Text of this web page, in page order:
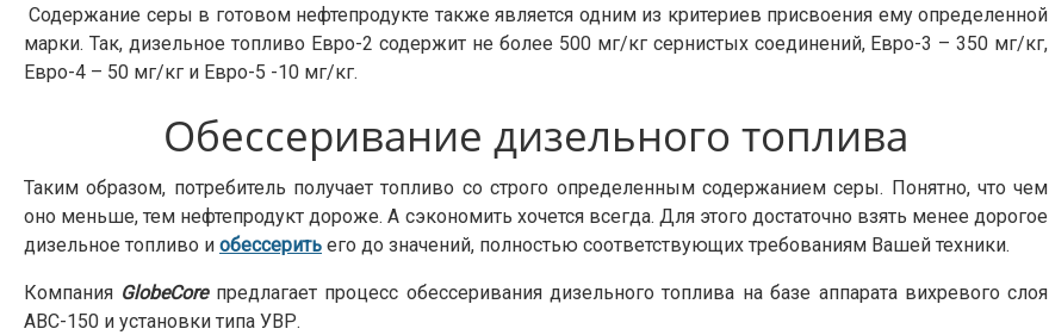
Содержание серы в готовом нефтепродукте также является одним из критериев присвоения ему определенной
марки. Так, дизельное топливо Евро-2 содержит не более 500 мг/кг сернистых соединений, Евро-3 – 350 мг/кг,
Евро-4 – 50 мг/кг и Евро-5 -10 мг/кг.
Обессеривание дизельного топлива
Таким образом, потребитель получает топливо со строго определенным содержанием серы. Понятно, что чем
оно меньше, тем нефтепродукт дороже. А сэкономить хочется всегда. Для этого достаточно взять менее дорогое
дизельное топливо и обессерить его до значений, полностью соответствующих требованиям Вашей техники.
Компания GlobeCoreпредлагает процесс обессеривания дизельного топлива на базе аппарата вихревого слоя
АВС-150 и установки типа УВР.